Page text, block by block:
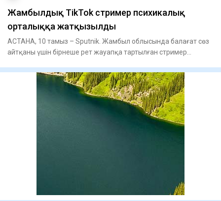
Жамбылдық TikTok стример психикалық
орталыққа жатқызылды
АСТАНА, 10 тамыз – Sputnik. Жамбыл облысында балағат сөз
айтқаны үшін бірнеше рет жауапқа тартылған стример